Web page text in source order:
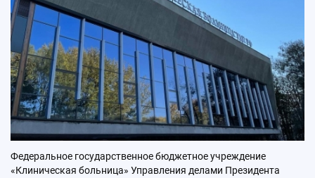
Федеральное государственное бюджетное учреждение
«Клиническая больница» Управления делами Президента